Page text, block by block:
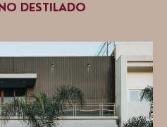
DESTILADO